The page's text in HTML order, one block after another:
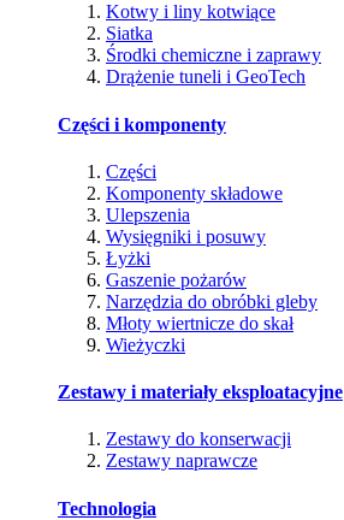
Kotwy i liny kotwiące
Siatka
Środki chemiczne i zaprawy
Drążenie tuneli i GeoTech
Części i komponenty
Części
Komponenty składowe
Ulepszenia
Wysięgniki i posuwy
Łyżki
Gaszenie pożarów
Narzędzia do obróbki gleby
Młoty wiertnicze do skał
Wieżyczki
Zestawy i materiały eksploatacyjne
Zestawy do konserwacji
Zestawy naprawcze
Technologia